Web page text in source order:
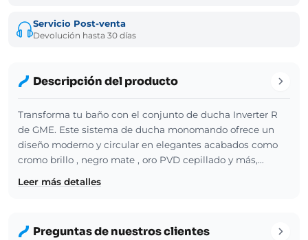
Servicio Post-venta
Devolución hasta 30 días
Descripción del producto
Transforma tu baño con el conjunto de ducha Inverter R
de GME. Este sistema de ducha monomando ofrece un
diseño moderno y circular en elegantes acabados como
cromo brillo , negro mate , oro PVD cepillado y más,…
Leer más detalles
Preguntas de nuestros clientes